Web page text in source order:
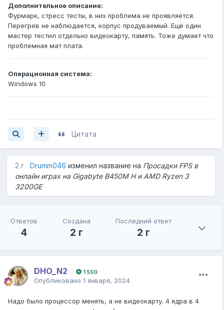
Дополнительное описание:
Фурмарк, стресс тесты, в них проблема не проявляется.
Перегрев не наблюдается, корпус продуваемый. Ещё один
мастер тестил отдельно видеокарту, память. Тоже думает что
проблемная мат плата.
Операционная система:
Windows 10
Цитата
2 г Drumm046 изменил название на Просадки FPS в
онлайн играх на Gigabyte B450M H и AMD Ryzen 3
3200GE
Ответов
4
Создана
2 г
Последний ответ
2 г
DHO_N2 1 550
Опубликовано 1 января, 2024
Надо было процессор менять, а не видеокарту. 4 ядра в 4